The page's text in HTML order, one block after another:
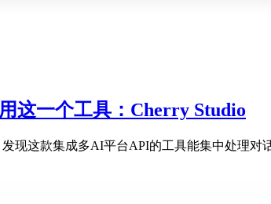
这一个工具：Cherry Studio
发现这款集成多AI平台API的工具能集中处理